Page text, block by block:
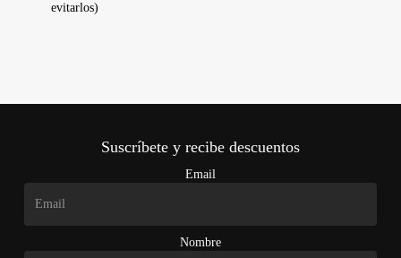
evitarlos)
Suscríbete y recibe descuentos
Email
Nombre